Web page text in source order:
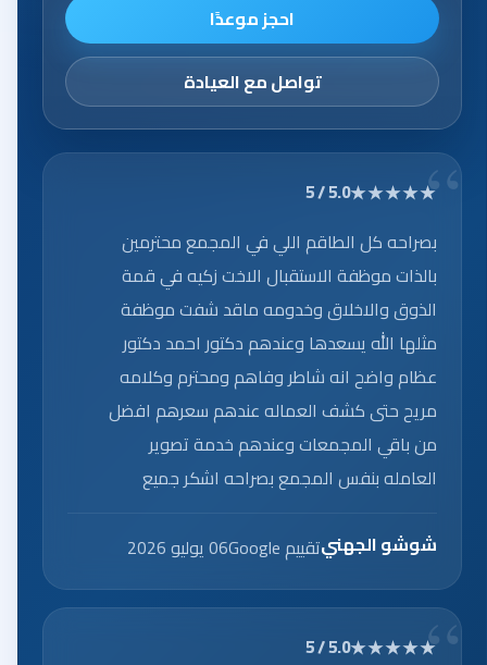
احجز موعدًا
تواصل مع العيادة
★★★★★
5.0 / 5
بصراحه كل الطاقم اللي في المجمع محترمين
بالذات موظفة الاستقبال الاخت زكيه في قمة
الذوق والاخلاق وخدومه ماقد شفت موظفة
مثلها الله يسعدها وعندهم دكتور احمد دكتور
عظام واضح انه شاطر وفاهم ومحترم وكلامه
مريح حتى كشف العماله عندهم سعرهم افضل
من باقي المجمعات وعندهم خدمة تصوير
العامله بنفس المجمع بصراحه اشكر جميع
شوشو الجهنيتقييم Google 06 يوليو 2026
★★★★★
5.0 / 5